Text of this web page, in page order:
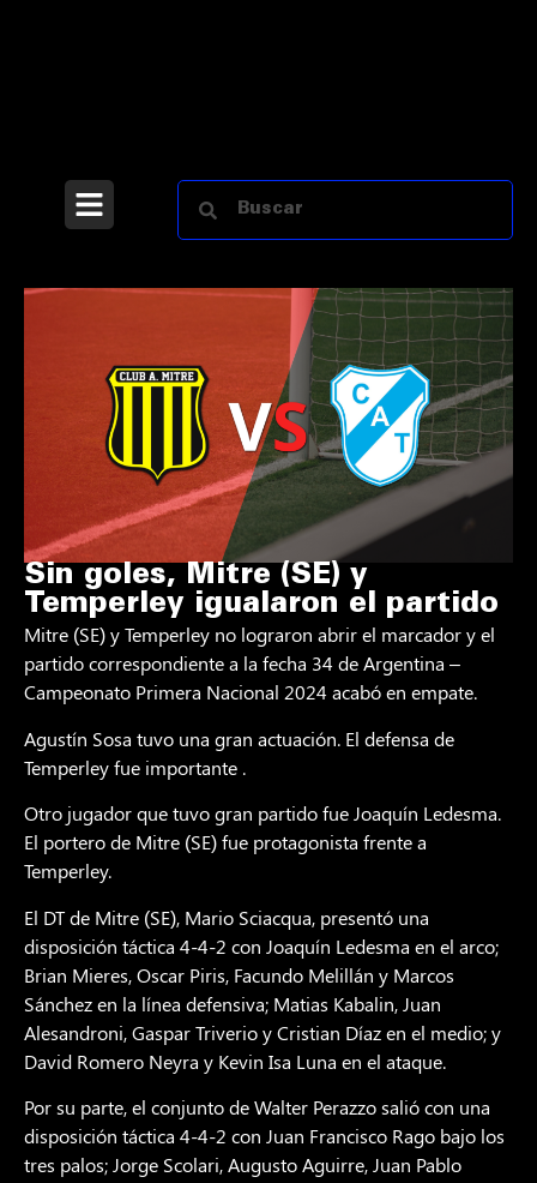
Sin goles, Mitre (SE) y
Temperley igualaron el partido
Mitre (SE) y Temperley no lograron abrir el marcador y el
partido correspondiente a la fecha 34 de Argentina –
Campeonato Primera Nacional 2024 acabó en empate.
Agustín Sosa tuvo una gran actuación. El defensa de
Temperley fue importante .
Otro jugador que tuvo gran partido fue Joaquín Ledesma.
El portero de Mitre (SE) fue protagonista frente a
Temperley.
El DT de Mitre (SE), Mario Sciacqua, presentó una
disposición táctica 4-4-2 con Joaquín Ledesma en el arco;
Brian Mieres, Oscar Piris, Facundo Melillán y Marcos
Sánchez en la línea defensiva; Matias Kabalin, Juan
Alesandroni, Gaspar Triverio y Cristian Díaz en el medio; y
David Romero Neyra y Kevin Isa Luna en el ataque.
Por su parte, el conjunto de Walter Perazzo salió con una
disposición táctica 4-4-2 con Juan Francisco Rago bajo los
tres palos; Jorge Scolari, Augusto Aguirre, Juan Pablo